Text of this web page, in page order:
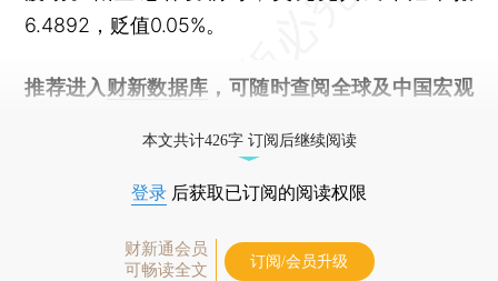
6.4892，贬值0.05%。
推荐进入 财新数据库 ，可随时查阅全球及中国宏观
本文共计426字 订阅后继续阅读
登录 后获取已订阅的阅读权限
财新通会员
可畅读全文
订阅/会员升级